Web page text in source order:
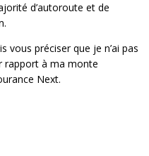
d’autoroute et de
vous préciser que je n’ai pas
rapport à ma monte
Next.